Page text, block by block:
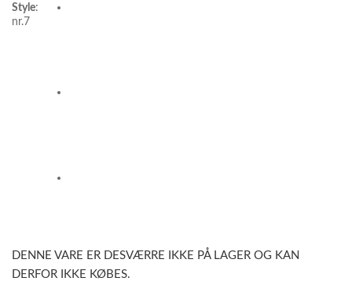
Style:
nr.7
DENNE VARE ER DESVÆRRE IKKE PÅ LAGER OG KAN
DERFOR IKKE KØBES.